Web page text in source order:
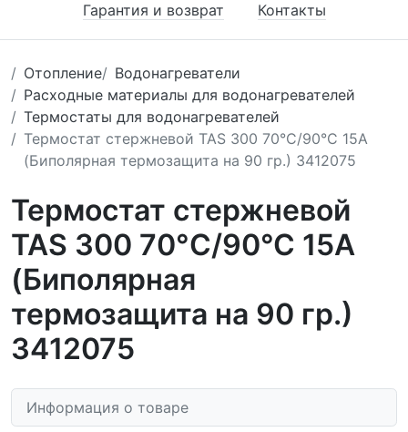
Гарантия и возврат
Контакты
Отопление
Водонагреватели
Расходные материалы для водонагревателей
Термостаты для водонагревателей
Термостат стержневой TAS 300 70°С/90°С 15A
(Биполярная термозащита на 90 гр.) 3412075
Термостат стержневой
TAS 300 70°С/90°С 15A
(Биполярная
термозащита на 90 гр.)
3412075
Информация о товаре